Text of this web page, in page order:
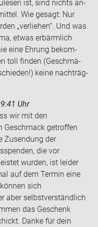
ist, sind nichts an­
Wie ge­sagt: Nur
„ver­lie­hen“. Und was
etwas er­bärm­lich
eine Eh­rung be­kom­
toll fin­den (Ge­schmä­
keine nach­träg­
Uhr
wir mit den
Geschmack getroffen
Zusendung der
die vor
wurden, ist leider
auf dem Termin eine
sich
aber selbstverständlich
das Geschenk
Danke für dein